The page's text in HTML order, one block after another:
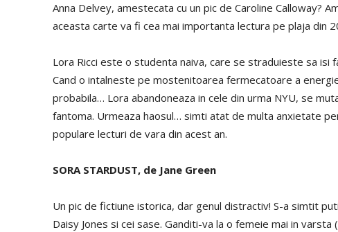
Anna Delvey, amestecata cu un pic de Caroline Calloway?
aceasta carte va fi cea mai importanta lectura pe plaja din
Lora Ricci este o studenta naiva, care se straduieste sa
Cand o intalneste pe mostenitoarea fermecatoare a
probabila… Lora abandoneaza in cele din urma NYU, se
fantoma. Urmeaza haosul… simti atat de multa anxietate
populare lecturi de vara din acest an.
SORA STARDUST, de Jane Green
Un pic de fictiune istorica, dar genul distractiv! S-a simtit
Daisy Jones si cei sase. Ganditi-va la o femeie mai in